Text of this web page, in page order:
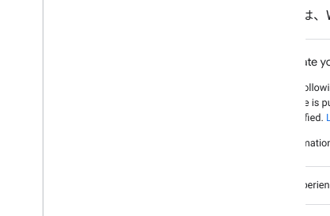
次の例は